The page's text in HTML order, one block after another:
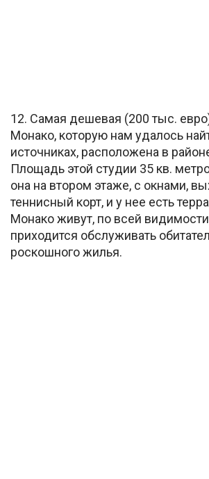
12. Самая дешевая (200 тыс.
Монако, которую нам удалось
источниках, расположена в
Площадь этой студии 35 кв.
она на втором этаже, с окнами,
теннисный корт, и у нее есть
Монако живут, по всей
приходится обслуживать
роскошного жилья.